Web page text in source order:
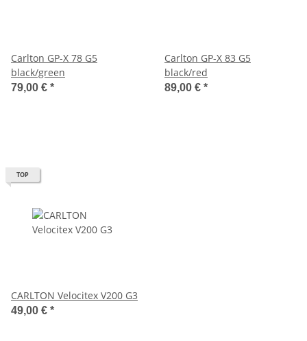
Carlton GP-X 78 G5
black/green
79,00 € *
Carlton GP-X 83 G5
black/red
89,00 € *
TOP
CARLTON Velocitex V200 G3
49,00 € *